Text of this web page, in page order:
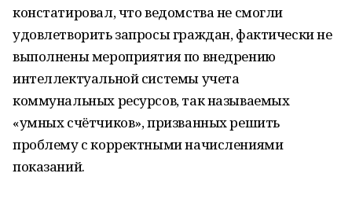
констатировал, что ведомства не смогли
удовлетворить запросы граждан, фактически не
выполнены мероприятия по внедрению
интеллектуальной системы учета
коммунальных ресурсов, так называемых
«умных счётчиков», призванных решить
проблему с корректными начислениями
показаний.